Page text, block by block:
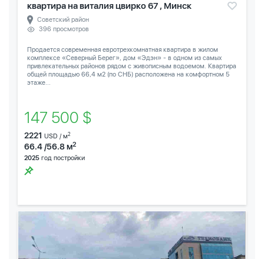
квартира на виталия цвирко 67 , Минск
Советский район
396 просмотров
Продается современная евротрехкомнатная квартира в жилом
комплексе «Северный Берег», дом «Эдэн» - в одном из самых
привлекательных районов рядом с живописным водоемом. Квартира
общей площадью 66,4 м2 (по СНБ) расположена на комфортном 5
этаже...
147 500 $
2221 USD / м2
66.4 /56.8 м2
2025 год постройки